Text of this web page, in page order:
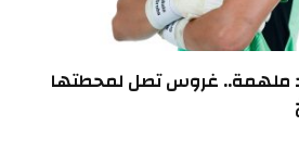
ملهمة.. غروس تصل لمحطتها